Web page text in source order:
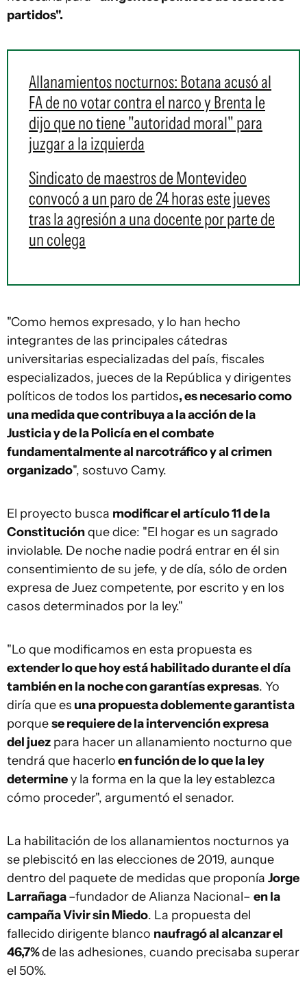
partidos".
Allanamientos nocturnos: Botana acusó al
FA de no votar contra el narco y Brenta le
dijo que no tiene "autoridad moral" para
juzgar a la izquierda
Sindicato de maestros de Montevideo
convocó a un paro de 24 horas este jueves
tras la agresión a una docente por parte de
un colega
"Como hemos expresado, y lo han hecho
integrantes de las principales cátedras
universitarias especializadas del país, fiscales
especializados, jueces de la República y dirigentes
políticos de todos los partidos, es necesario como
una medida que contribuya a la acción de la
Justicia y de la Policía en el combate
fundamentalmente al narcotráfico y al crimen
organizado", sostuvo Camy.
El proyecto busca modificar el artículo 11 de la
Constituciónque dice: "El hogar es un sagrado
inviolable. De noche nadie podrá entrar en él sin
consentimiento de su jefe, y de día, sólo de orden
expresa de Juez competente, por escrito y en los
casos determinados por la ley."
"Lo que modificamos en esta propuesta es
extender lo que hoy está habilitado durante el día
también en la noche con garantías expresas. Yo
diría que es una propuesta doblemente garantista
porquese requiere de la intervención expresa
del juez para hacer un allanamiento nocturno que
tendrá que hacerloen función de lo que la ley
determiney la forma en la que la ley establezca
cómo proceder", argumentó el senador.
La habilitación de los allanamientos nocturnos ya
se plebiscitó en las elecciones de 2019, aunque
dentro del paquete de medidas que proponía Jorge
Larrañaga–fundador de Alianza Nacional– en la
campaña Vivir sin Miedo. La propuesta del
fallecido dirigente blanco naufragó al alcanzar el
46,7%de las adhesiones, cuando precisaba superar
el 50%.